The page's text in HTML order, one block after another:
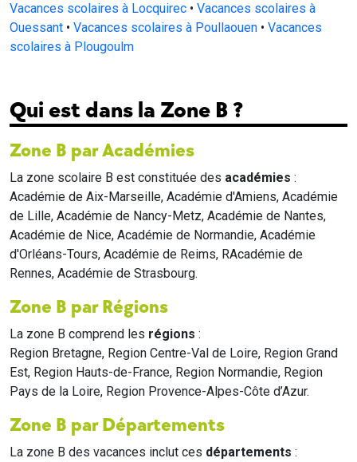
Vacances scolaires à Locquirec • Vacances scolaires à
Ouessant • Vacances scolaires à Poullaouen • Vacances
scolaires à Plougoulm
Qui est dans la Zone B ?
Zone B par Académies
La zone scolaire B est constituée des académies :
Académie de Aix-Marseille, Académie d'Amiens, Académie
de Lille, Académie de Nancy-Metz, Académie de Nantes,
Académie de Nice, Académie de Normandie, Académie
d'Orléans-Tours, Académie de Reims, RAcadémie de
Rennes, Académie de Strasbourg.
Zone B par Régions
La zone B comprend les régions :
Region Bretagne, Region Centre-Val de Loire, Region Grand
Est, Region Hauts-de-France, Region Normandie, Region
Pays de la Loire, Region Provence-Alpes-Côte d’Azur.
Zone B par Départements
La zone B des vacances inclut ces départements :